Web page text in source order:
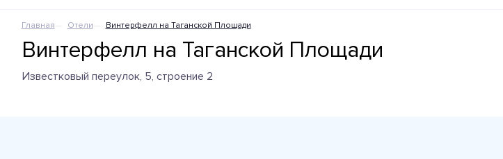
Главная Отели Винтерфелл на Таганской Площади
Винтерфелл на Таганской Площади
Известковый переулок, 5, строение 2